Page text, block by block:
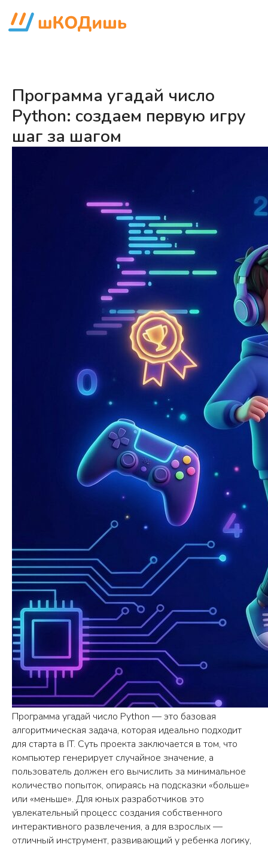
Программа угадай число
Python: создаем первую игру
шаг за шагом
Программа угадай число Python — это базовая
алгоритмическая задача, которая идеально подходит
для старта в IT. Суть проекта заключается в том, что
компьютер генерирует случайное значение, а
пользователь должен его вычислить за минимальное
количество попыток, опираясь на подсказки «больше»
или «меньше». Для юных разработчиков это
увлекательный процесс создания собственного
интерактивного развлечения, а для взрослых —
отличный инструмент, развивающий у ребенка логику,